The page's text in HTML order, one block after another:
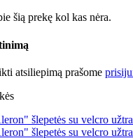
šią prekę kol kas nėra.
atsiliepimą prašome